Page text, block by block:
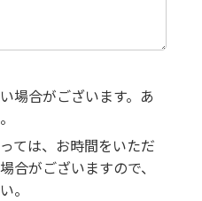
場合がございます。あ
ては、お時間をいただ
合がございますので、
。